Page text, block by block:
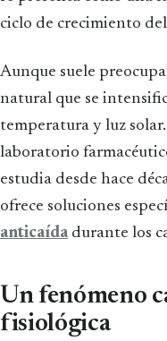
ciclo de crecimiento
Aunque suele
natural que se
temperatura y luz solar.
laboratorio
estudia desde hace
ofrece soluciones
anticaídadurante los
Un fenómeno
fisiológica